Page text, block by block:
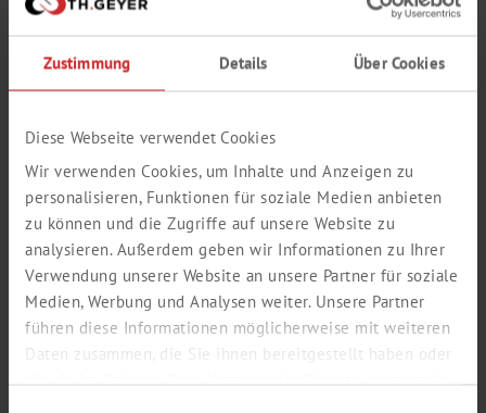
Zustimmung Details Über Cookies
Diese Webseite verwendet Cookies
Wir verwenden Cookies, um Inhalte und Anzeigen zu
personalisieren, Funktionen für soziale Medien anbieten
zu können und die Zugriffe auf unsere Website zu
analysieren. Außerdem geben wir Informationen zu Ihrer
Verwendung unserer Website an unsere Partner für soziale
Medien, Werbung und Analysen weiter. Unsere Partner
führen diese Informationen möglicherweise mit weiteren
Daten zusammen, die Sie ihnen bereitgestellt haben oder
et ou pas
Numéro d'article
précis comprend
Numéro d'enregistrement de CAS (XX-XX-X)